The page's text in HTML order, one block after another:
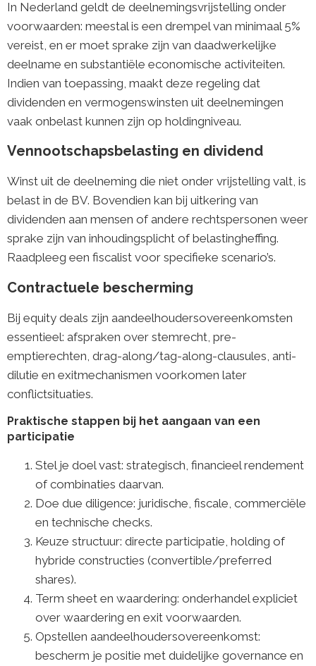
In Nederland geldt de deelnemingsvrijstelling onder
voorwaarden: meestal is een drempel van minimaal 5%
vereist, en er moet sprake zijn van daadwerkelijke
deelname en substantiële economische activiteiten.
Indien van toepassing, maakt deze regeling dat
dividenden en vermogenswinsten uit deelnemingen
vaak onbelast kunnen zijn op holdingniveau.
Vennootschapsbelasting en dividend
Winst uit de deelneming die niet onder vrijstelling valt, is
belast in de BV. Bovendien kan bij uitkering van
dividenden aan mensen of andere rechtspersonen weer
sprake zijn van inhoudingsplicht of belastingheffing.
Raadpleeg een fiscalist voor specifieke scenario’s.
Contractuele bescherming
Bij equity deals zijn aandeelhoudersovereenkomsten
essentieel: afspraken over stemrecht, pre-
emptierechten, drag-along/tag-along-clausules, anti-
dilutie en exitmechanismen voorkomen later
conflictsituaties.
Praktische stappen bij het aangaan van een
participatie
Stel je doel vast: strategisch, financieel rendement
of combinaties daarvan.
Doe due diligence: juridische, fiscale, commerciële
en technische checks.
Keuze structuur: directe participatie, holding of
hybride constructies (convertible/preferred
shares).
Term sheet en waardering: onderhandel expliciet
over waardering en exit voorwaarden.
Opstellen aandeelhoudersovereenkomst:
bescherm je positie met duidelijke governance en